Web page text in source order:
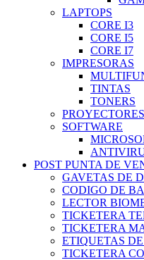
LAPTOPS
CORE I3
CORE I5
CORE I7
IMPRESORAS
TINTAS
TONERS
PROYECTORES
SOFTWARE
POST PUNTA DE
GAVETAS DE
CODIGO DE
LECTOR
TICKETERA
TICKETERA
ETIQUETAS
TICKETERA